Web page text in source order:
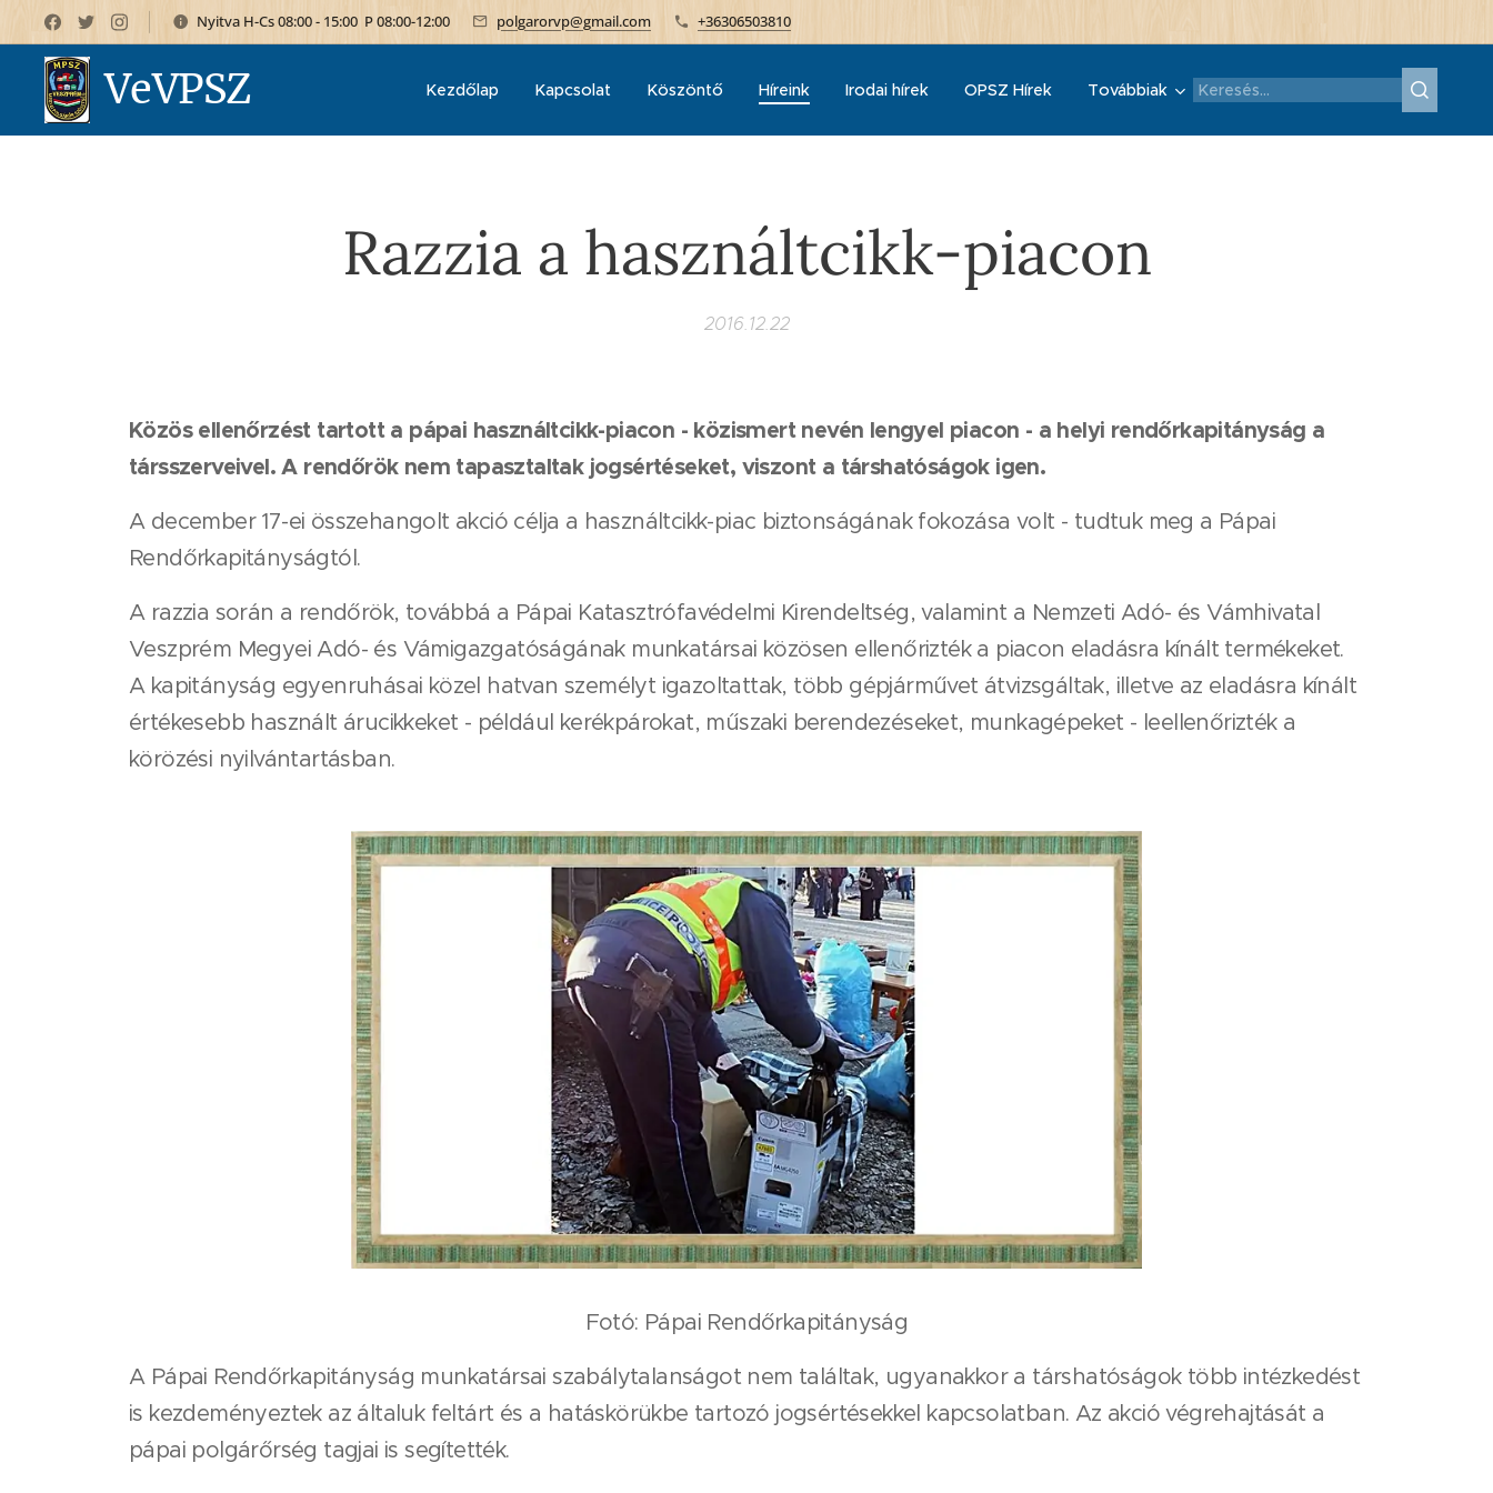
Nyitva H-Cs 08:00 - 15:00 P 08:00-12:00 polgarorvp@gmail.com +36306503810
VeVPSZ Kezdőlap Kapcsolat Köszöntő Híreink Irodai hírek OPSZ Hírek Továbbiak
Razzia a használtcikk-piacon
2016.12.22
Közös ellenőrzést tartott a pápai használtcikk-piacon - közismert nevén lengyel piacon - a helyi rendőrkapitányság a
társszerveivel. A rendőrök nem tapasztaltak jogsértéseket, viszont a társhatóságok igen.
A december 17-ei összehangolt akció célja a használtcikk-piac biztonságának fokozása volt - tudtuk meg a Pápai
Rendőrkapitányságtól.
A razzia során a rendőrök, továbbá a Pápai Katasztrófavédelmi Kirendeltség, valamint a Nemzeti Adó- és Vámhivatal
Veszprém Megyei Adó- és Vámigazgatóságának munkatársai közösen ellenőrizték a piacon eladásra kínált termékeket.
A kapitányság egyenruhásai közel hatvan személyt igazoltattak, több gépjárművet átvizsgáltak, illetve az eladásra kínált
értékesebb használt árucikkeket - például kerékpárokat, műszaki berendezéseket, munkagépeket - leellenőrizték a
körözési nyilvántartásban.
Fotó: Pápai Rendőrkapitányság
A Pápai Rendőrkapitányság munkatársai szabálytalanságot nem találtak, ugyanakkor a társhatóságok több intézkedést
is kezdeményeztek az általuk feltárt és a hatáskörükbe tartozó jogsértésekkel kapcsolatban. Az akció végrehajtását a
pápai polgárőrség tagjai is segítették.